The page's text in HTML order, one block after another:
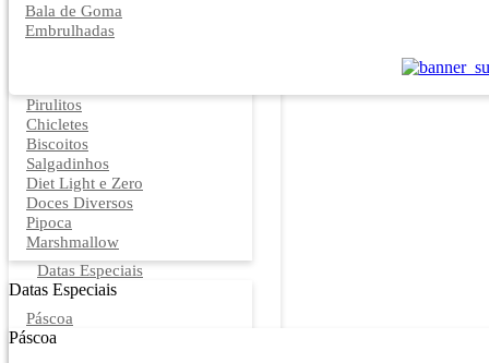
Bala de Goma
Embrulhadas
Pirulitos
Chicletes
Biscoitos
Salgadinhos
Diet Light e Zero
Doces Diversos
Pipoca
Marshmallow
Datas Especiais
Datas Especiais
Páscoa
Páscoa